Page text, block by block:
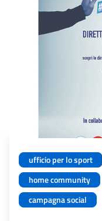
ufficio per lo sport
home community
campagna social